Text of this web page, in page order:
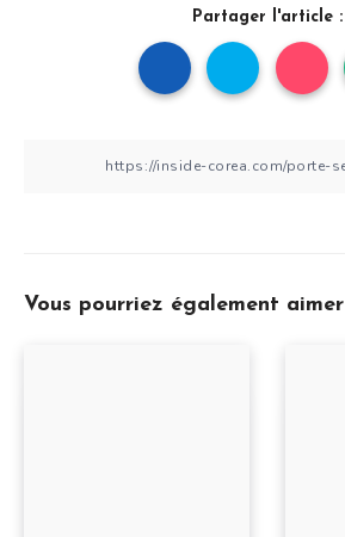
Partager l'article :
Vous pourriez également aimer